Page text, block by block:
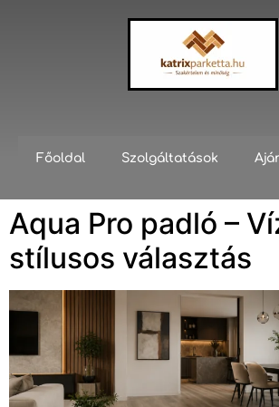
Főoldal Szolgáltatások
Aqua Pro padló –
stílusos választás